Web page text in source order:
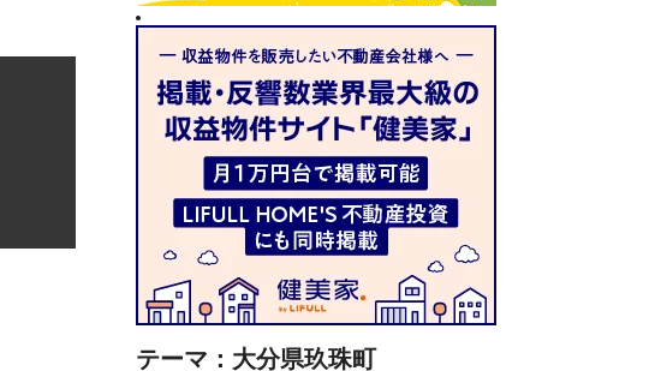
テーマ：大分県玖珠町